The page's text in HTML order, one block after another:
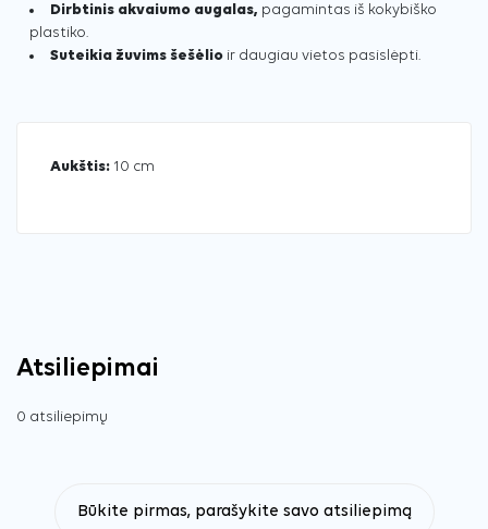
Dirbtinis akvaiumo augalas, pagamintas iš kokybiško
plastiko.
Suteikia žuvims šešėlio ir daugiau vietos pasislėpti.
Aukštis: 10 cm
Atsiliepimai
0 atsiliepimų
Būkite pirmas, parašykite savo atsiliepimą